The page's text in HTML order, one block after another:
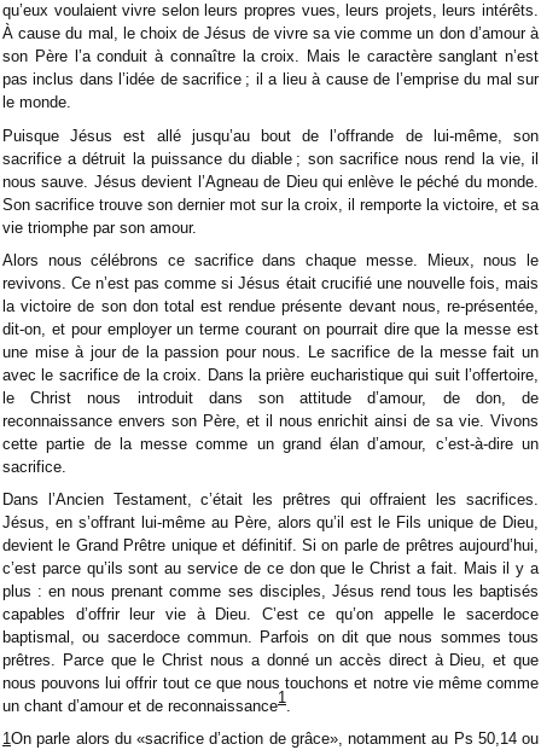
qu’eux voulaient vivre selon leurs propres vues, leurs projets, leurs intérêts.
À cause du mal, le choix de Jésus de vivre sa vie comme un don d’amour à
son Père l’a conduit à connaître la croix. Mais le caractère sanglant n’est
pas inclus dans l’idée de sacrifice ; il a lieu à cause de l’emprise du mal sur
le monde.
Puisque Jésus est allé jusqu’au bout de l’offrande de lui-même, son
sacrifice a détruit la puissance du diable ; son sacrifice nous rend la vie, il
nous sauve. Jésus devient l’Agneau de Dieu qui enlève le péché du monde.
Son sacrifice trouve son dernier mot sur la croix, il remporte la victoire, et sa
vie triomphe par son amour.
Alors nous célébrons ce sacrifice dans chaque messe. Mieux, nous le
revivons. Ce n’est pas comme si Jésus était crucifié une nouvelle fois, mais
la victoire de son don total est rendue présente devant nous, re-présentée,
dit-on, et pour employer un terme courant on pourrait dire que la messe est
une mise à jour de la passion pour nous. Le sacrifice de la messe fait un
avec le sacrifice de la croix. Dans la prière eucharistique qui suit l’offertoire,
le Christ nous introduit dans son attitude d’amour, de don, de
reconnaissance envers son Père, et il nous enrichit ainsi de sa vie. Vivons
cette partie de la messe comme un grand élan d’amour, c’est-à-dire un
sacrifice.
Dans l’Ancien Testament, c’était les prêtres qui offraient les sacrifices.
Jésus, en s’offrant lui-même au Père, alors qu’il est le Fils unique de Dieu,
devient le Grand Prêtre unique et définitif. Si on parle de prêtres aujourd’hui,
c’est parce qu’ils sont au service de ce don que le Christ a fait. Mais il y a
plus : en nous prenant comme ses disciples, Jésus rend tous les baptisés
capables d’offrir leur vie à Dieu. C’est ce qu’on appelle le sacerdoce
baptismal, ou sacerdoce commun. Parfois on dit que nous sommes tous
prêtres. Parce que le Christ nous a donné un accès direct à Dieu, et que
nous pouvons lui offrir tout ce que nous touchons et notre vie même comme
un chant d’amour et de reconnaissance1
1 On parle alors du «sacrifice d’action de grâce», notamment au Ps 50,14 ou